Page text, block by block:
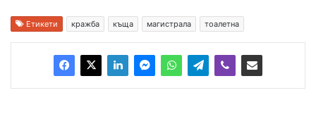
Етикети кражба къща магистрала тоалетна